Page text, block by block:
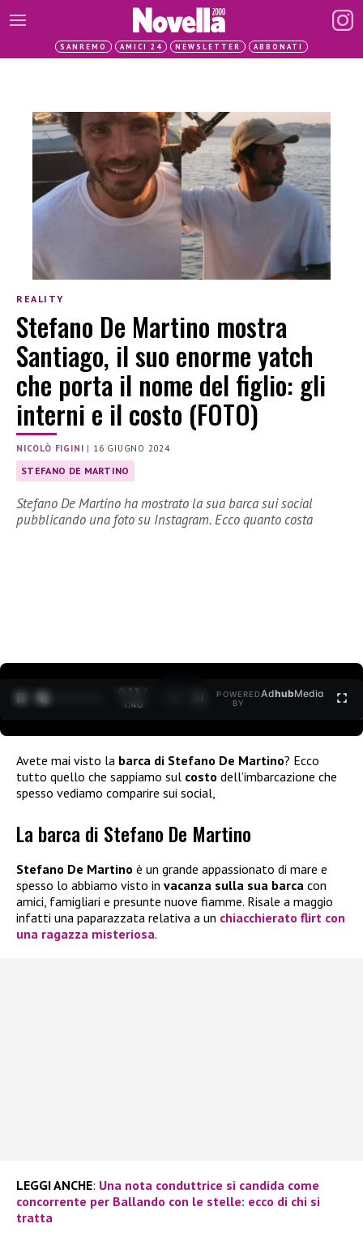
SANREMO AMICI 24 NEWSLETTER ABBONATI
REALITY
Stefano De Martino mostra
Santiago, il suo enorme yatch
che porta il nome del figlio: gli
interni e il costo (FOTO)
NICOLÒ FIGINI | 16 GIUGNO 2024
STEFANO DE MARTINO
Stefano De Martino ha mostrato la sua barca sui social
pubblicando una foto su Instagram. Ecco quanto costa
0:15 /
1:40
POWERED
BY
AdhubMedia
Avete mai visto la barca di Stefano De Martino? Ecco
tutto quello che sappiamo sul costo dell’imbarcazione che
spesso vediamo comparire sui social,
La barca di Stefano De Martino
Stefano De Martino è un grande appassionato di mare e
spesso lo abbiamo visto in vacanza sulla sua barca con
amici, famigliari e presunte nuove fiamme. Risale a maggio
infatti una paparazzata relativa a un chiacchierato flirt con
una ragazza misteriosa.
LEGGI ANCHE: Una nota conduttrice si candida come
concorrente per Ballando con le stelle: ecco di chi si
tratta